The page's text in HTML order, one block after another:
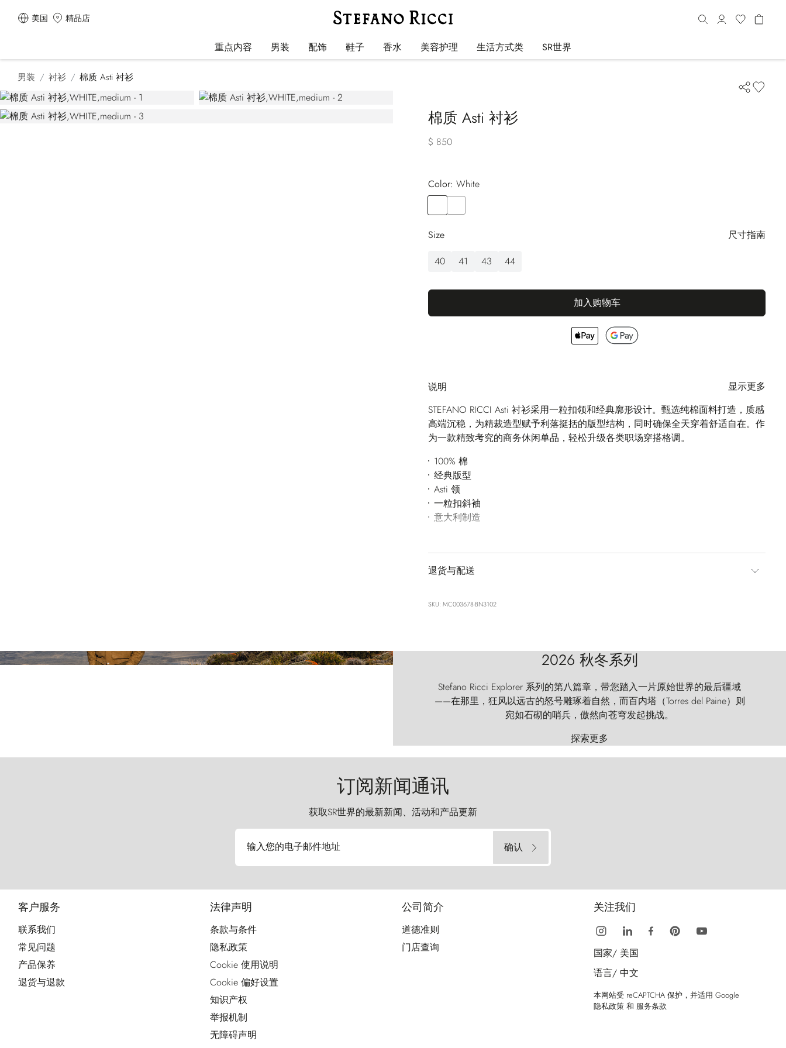
美国 精品店
重点内容 男装 配饰 鞋子 香水 美容护理 生活方式类 SR世界
男装 衬衫 棉质 Asti 衬衫
棉质 Asti 衬衫
$ 850
Color:
white
Size
尺寸指南
40
41 43 44
加入购物车
说明
显示更多
STEFANO RICCI Asti 衬衫采用一粒扣领和经典廓形设计。甄选纯棉面料打造，质感
高端沉稳，为精裁造型赋予利落挺括的版型结构，同时确保全天穿着舒适自在。作
为一款精致考究的商务休闲单品，轻松升级各类职场穿搭格调。
100% 棉
经典版型
Asti 领
一粒扣斜袖
意大利制造
退货与配送
SKU: MC003678-BN3102
2026 秋冬系列
Stefano Ricci Explorer 系列的第八篇章，带您踏入一片原始世界的最后疆域
——在那里，狂风以远古的怒号雕琢着自然，而百内塔（Torres del Paine）则
宛如石砌的哨兵，傲然向苍穹发起挑战。
探索更多
订阅新闻通讯
获取SR世界的最新新闻、活动和产品更新
输入您的电子邮件地址 确认
客户服务
联系我们
常见问题
产品保养
退货与退款
法律声明
条款与条件
隐私政策
Cookie 使用说明
Cookie 偏好设置
知识产权
举报机制
无障碍声明
公司简介
道德准则
门店查询
关注我们
国家/ 美国
语言/ 中文
本网站受 reCAPTCHA 保护，并适用 Google
隐私政策 和 服务条款